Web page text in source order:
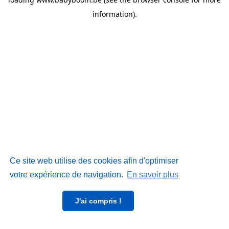
Ce site web utilise des cookies afin d'optimiser
votre expérience de navigation. En savoir plus
J'ai compris !
information).